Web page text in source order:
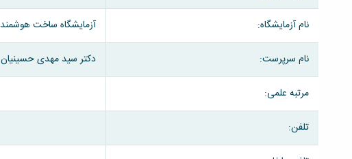
نام آزمایشگاه: آزمایشگاه ساخت هوشمند
نام سرپرست: دکتر سید مهدی حسینیان
مرتبه علمی:
تلفن: